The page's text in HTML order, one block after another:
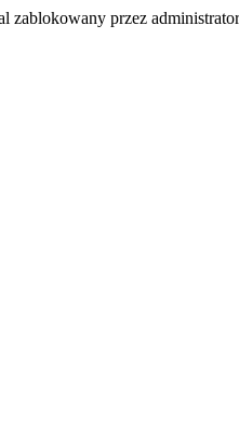
zablokowany przez